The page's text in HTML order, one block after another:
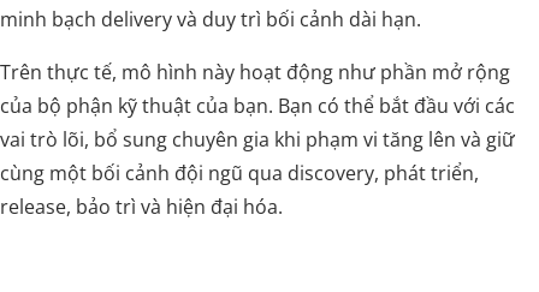
minh bạch delivery và duy trì bối cảnh dài hạn.
Trên thực tế, mô hình này hoạt động như phần mở rộng
của bộ phận kỹ thuật của bạn. Bạn có thể bắt đầu với các
vai trò lõi, bổ sung chuyên gia khi phạm vi tăng lên và giữ
cùng một bối cảnh đội ngũ qua discovery, phát triển,
release, bảo trì và hiện đại hóa.